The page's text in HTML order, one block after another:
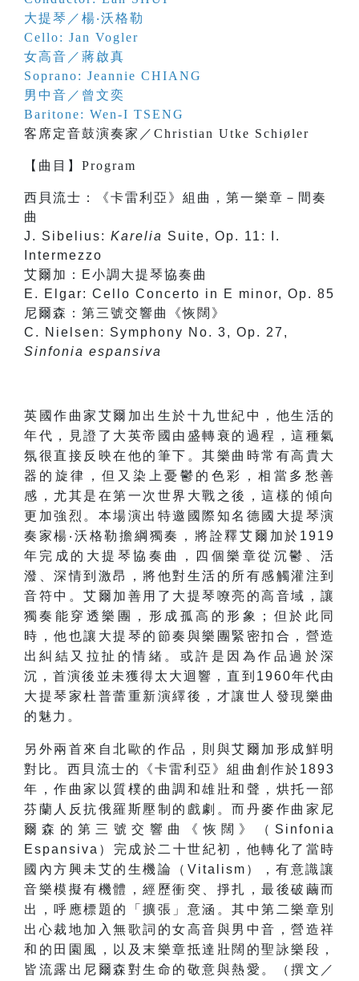
大提琴／楊‧沃格勒
Cello: Jan Vogler
女高音／蔣啟真
Soprano: Jeannie CHIANG
男中音／曾文奕
Baritone: Wen-I TSENG
客席定音鼓演奏家／Christian Utke Schiøler
【 曲目 】 Program
西貝流士：《卡雷利亞》組曲，第一樂章－間奏
曲
J. Sibelius: Karelia Suite, Op. 11: I.
Intermezzo
艾爾加：E小調大提琴協奏曲
E. Elgar: Cello Concerto in E minor, Op. 85
尼爾森：第三號交響曲《恢闊》
C. Nielsen: Symphony No. 3, Op. 27,
Sinfonia espansiva
英國作曲家艾爾加出生於十九世紀中，他生活的
年代，見證了大英帝國由盛轉衰的過程，這種氣
氛很直接反映在他的筆下。其樂曲時常有高貴大
器的旋律，但又染上憂鬱的色彩，相當多愁善
感，尤其是在第一次世界大戰之後，這樣的傾向
更加強烈。本場演出特邀國際知名德國大提琴演
奏家楊‧沃格勒擔綱獨奏，將詮釋艾爾加於1919
年完成的大提琴協奏曲，四個樂章從沉鬱、活
潑、深情到激昂，將他對生活的所有感觸灌注到
音符中。艾爾加善用了大提琴嘹亮的高音域，讓
獨奏能穿透樂團，形成孤高的形象；但於此同
時，他也讓大提琴的節奏與樂團緊密扣合，營造
出糾結又拉扯的情緒。或許是因為作品過於深
沉，首演後並未獲得太大迴響，直到1960年代由
大提琴家杜普蕾重新演繹後，才讓世人發現樂曲
的魅力。
另外兩首來自北歐的作品，則與艾爾加形成鮮明
對比。西貝流士的《卡雷利亞》組曲創作於1893
年，作曲家以質樸的曲調和雄壯和聲，烘托一部
芬蘭人反抗俄羅斯壓制的戲劇。而丹麥作曲家尼
爾森的第三號交響曲《恢闊》（Sinfonia
Espansiva）完成於二十世紀初，他轉化了當時
國內方興未艾的生機論（Vitalism），有意識讓
音樂模擬有機體，經歷衝突、掙扎，最後破繭而
出，呼應標題的「擴張」意涵。其中第二樂章別
出心裁地加入無歌詞的女高音與男中音，營造祥
和的田園風，以及末樂章抵達壯闊的聖詠樂段，
皆流露出尼爾森對生命的敬意與熱愛。（撰文／